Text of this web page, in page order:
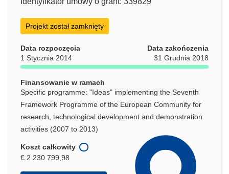
Projekt został zamknięty
Data rozpoczęcia
1 Stycznia 2014
Data zakończenia
31 Grudnia 2018
Finansowanie w ramach
Specific programme: "Ideas" implementing the Seventh
Framework Programme of the European Community for
research, technological development and demonstration
activities (2007 to 2013)
Koszt całkowity
€ 2 230 799,98